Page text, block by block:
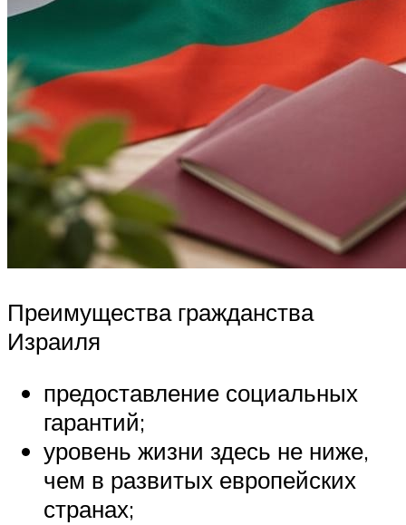
Преимущества гражданства
Израиля
предоставление социальных
гарантий;
уровень жизни здесь не ниже,
чем в развитых европейских
странах;